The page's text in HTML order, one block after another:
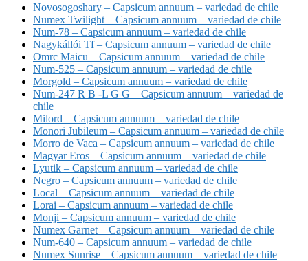
Novosogoshary – Capsicum annuum – variedad de chile
Numex Twilight – Capsicum annuum – variedad de chile
Num-78 – Capsicum annuum – variedad de chile
Nagykállói Tf – Capsicum annuum – variedad de chile
Omrc Maicu – Capsicum annuum – variedad de chile
Num-525 – Capsicum annuum – variedad de chile
Morgold – Capsicum annuum – variedad de chile
Num-247 R B -L G G – Capsicum annuum – variedad de
chile
Milord – Capsicum annuum – variedad de chile
Monori Jubileum – Capsicum annuum – variedad de chile
Morro de Vaca – Capsicum annuum – variedad de chile
Magyar Eros – Capsicum annuum – variedad de chile
Lyutik – Capsicum annuum – variedad de chile
Negro – Capsicum annuum – variedad de chile
Local – Capsicum annuum – variedad de chile
Lorai – Capsicum annuum – variedad de chile
Monji – Capsicum annuum – variedad de chile
Numex Garnet – Capsicum annuum – variedad de chile
Num-640 – Capsicum annuum – variedad de chile
Numex Sunrise – Capsicum annuum – variedad de chile